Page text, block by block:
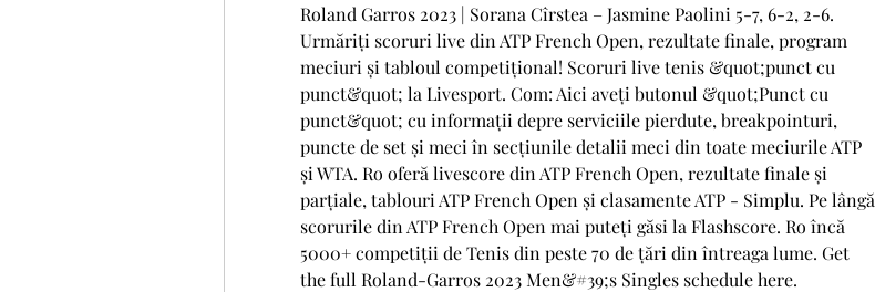
Roland Garros 2023 | Sorana Cîrstea – Jasmine Paolini 5-7, 6-2, 2-6.
Urmăriți scoruri live din ATP French Open, rezultate finale, program
meciuri și tabloul competițional! Scoruri live tenis &quot;punct cu
punct&quot; la Livesport. Com: Aici aveți butonul &quot;Punct cu
punct&quot; cu informații depre serviciile pierdute, breakpointuri,
puncte de set și meci în secțiunile detalii meci din toate meciurile ATP
și WTA. Ro oferă livescore din ATP French Open, rezultate finale și
parțiale, tablouri ATP French Open și clasamente ATP - Simplu. Pe lângă
scorurile din ATP French Open mai puteți găsi la Flashscore. Ro încă
5000+ competiții de Tenis din peste 70 de țări din întreaga lume. Get
the full Roland-Garros 2023 Men&#39;s Singles schedule here.